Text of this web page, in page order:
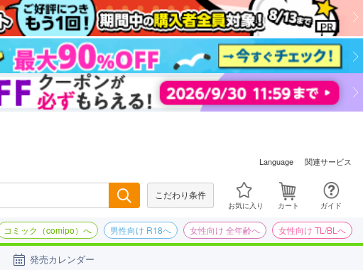
Language 関連サービス
こだわり条件
お気に入り カート ガイド
コミック（comipo）へ 男性向け R18へ 女性向け 全年齢へ 女性向け TL/BLへ
発売カレンダー